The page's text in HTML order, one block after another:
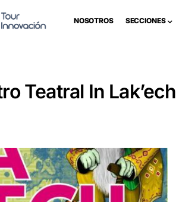
NOSOTROS SECCIONES
Teatral In Lak’ech